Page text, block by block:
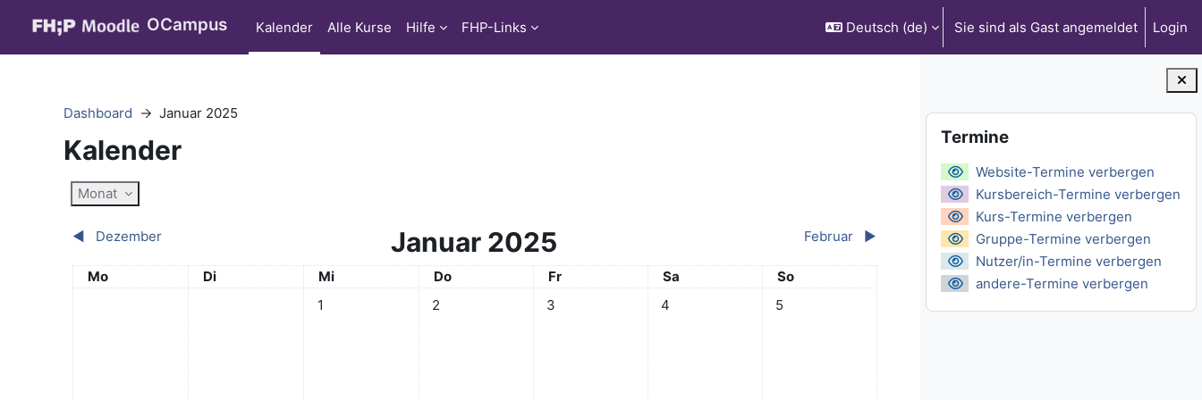
OCampus Kalender Alle Kurse Hilfe FHP-Links Deutsch ‎(de)‎ Sie sind als Gast angemeldet Login
Blöcke
Termine überspringen
Termine
Website-Termine verbergen
Kursbereich-Termine verbergen
Kurs-Termine verbergen
Gruppe-Termine verbergen
Nutzer/in-Termine verbergen
andere-Termine verbergen
Dashboard Januar 2025
Kalender
Monat
◀︎ Dezember Januar 2025 Februar ▶︎
Montag
Mo Dienstag
Di Mittwoch
Mi Donnerstag
Do Freitag
Fr Samstag
Sa Sonntag
So
Keine Termine, Mittwoch, 1. Januar
1 Keine Termine, Donnerstag, 2. Januar
2 Keine Termine, Freitag, 3. Januar
3 Keine Termine, Samstag, 4. Januar
4 Keine Termine, Sonntag, 5. Januar
5